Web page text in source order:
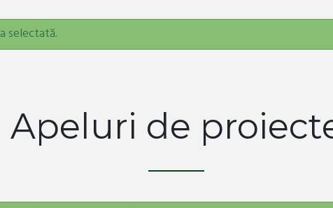
selectată.
Apeluri de